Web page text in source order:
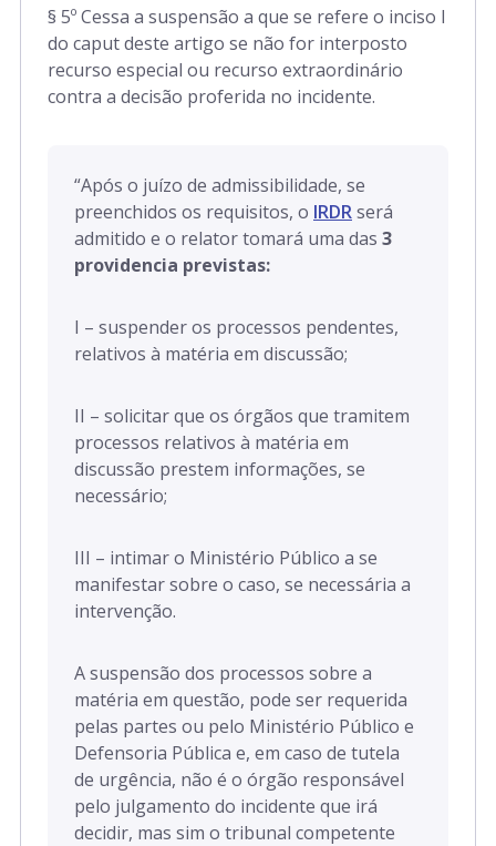
§ 5º Cessa a suspensão a que se refere o inciso I
do caput deste artigo se não for interposto
recurso especial ou recurso extraordinário
contra a decisão proferida no incidente.
“Após o juízo de admissibilidade, se
preenchidos os requisitos, o IRDRserá
admitido e o relator tomará uma das 3
providencia previstas:
I – suspender os processos pendentes,
relativos à matéria em discussão;
II – solicitar que os órgãos que tramitem
processos relativos à matéria em
discussão prestem informações, se
necessário;
III – intimar o Ministério Público a se
manifestar sobre o caso, se necessária a
intervenção.
A suspensão dos processos sobre a
matéria em questão, pode ser requerida
pelas partes ou pelo Ministério Público e
Defensoria Pública e, em caso de tutela
de urgência, não é o órgão responsável
pelo julgamento do incidente que irá
decidir, mas sim o tribunal competente